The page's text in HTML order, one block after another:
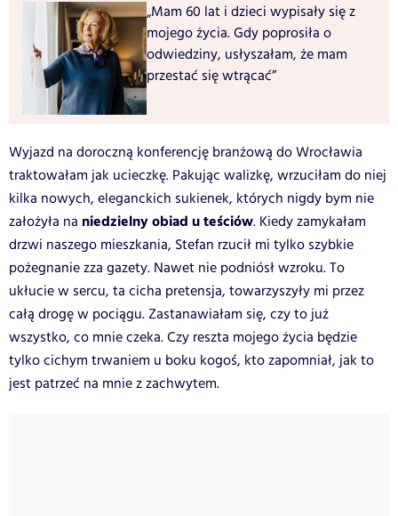
„Mam 60 lat i dzieci wypisały się z
mojego życia. Gdy poprosiła o
odwiedziny, usłyszałam, że mam
przestać się wtrącać”
Wyjazd na doroczną konferencję branżową do Wrocławia
traktowałam jak ucieczkę. Pakując walizkę, wrzuciłam do niej
kilka nowych, eleganckich sukienek, których nigdy bym nie
założyła na niedzielny obiad u teściów. Kiedy zamykałam
drzwi naszego mieszkania, Stefan rzucił mi tylko szybkie
pożegnanie zza gazety. Nawet nie podniósł wzroku. To
ukłucie w sercu, ta cicha pretensja, towarzyszyły mi przez
całą drogę w pociągu. Zastanawiałam się, czy to już
wszystko, co mnie czeka. Czy reszta mojego życia będzie
tylko cichym trwaniem u boku kogoś, kto zapomniał, jak to
jest patrzeć na mnie z zachwytem.